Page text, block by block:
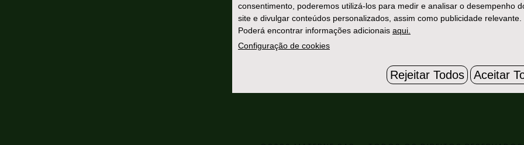
consentimento, poderemos utilizá-los para medir e analisar o desempenho
site e divulgar conteúdos personalizados, assim como publicidade relevante.
Poderá encontrar informações adicionais aqui.
Configuração de cookies
Rejeitar Todos Aceitar